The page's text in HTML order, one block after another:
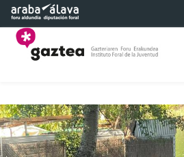
Eduki nagusira joan